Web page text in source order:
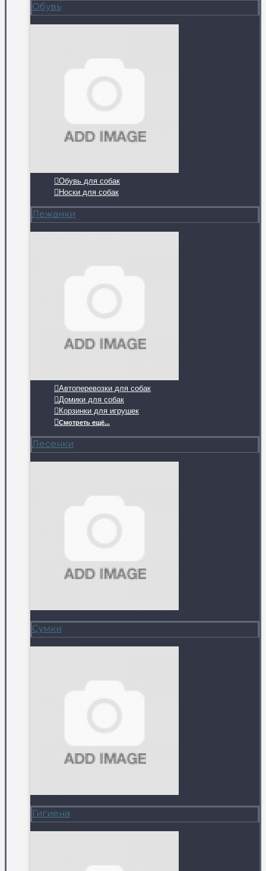
Обувь
Обувь для собак
Носки для собак
Лежанки
Автоперевозки для собак
Домики для собак
Корзинки для игрушек
Смотреть ещё...
Лесенки
Сумки
Гигиена